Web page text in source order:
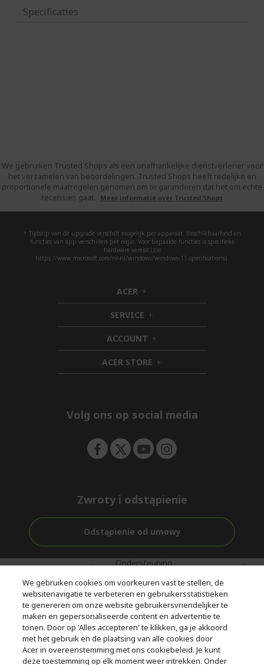
Specificaties
We gebruiken Trusted Shops als een onafhankelijke dienstverlener voor
het verzamelen van beoordelingen. Trusted Shops heeft redelijke en
proportionele maatregelen genomen om te garanderen dat het om echte
recensies gaat.
Meer informatie over Trusted Shops
* Tijdstip van de upgrade verschilt mogelijk per apparaat. Beschikbaarheid en
functies van app verschillen per regio. Voor bepaalde functies is specifieke
hardware vereist (zie
https://www.microsoft.com/nl-nl/windows/windows-11-specifications).
ACER h
i
d
d
e
n
SERVICE h
i
d
d
e
n
ACCOUNT h
i
d
d
ACER STORE h
i
e
Volg ons op social media
Zwroty i odstąpienie
Odstąpienie od umowy
Gratis
bezorging
Ondersteuning
aankoop
Met 0%
Rente
© 2026 Acer Inc.
CPYou BV is de erkende reseller van de producten en diensten die
in deze winkel worden aangeboden.
We gebruiken cookies om voorkeuren vast te stellen, de
websitenavigatie te verbeteren en gebruikersstatistieken
te genereren om onze website gebruikersvriendelijker te
maken en gepersonaliseerde content en advertentie te
tonen. Door op 'Alles accepteren' te klikken, ga je akkoord
met het gebruik en de plaatsing van alle cookies door
Acer in overeenstemming met ons cookiebeleid. Je kunt
deze toestemming op elk moment weer intrekken. Onder